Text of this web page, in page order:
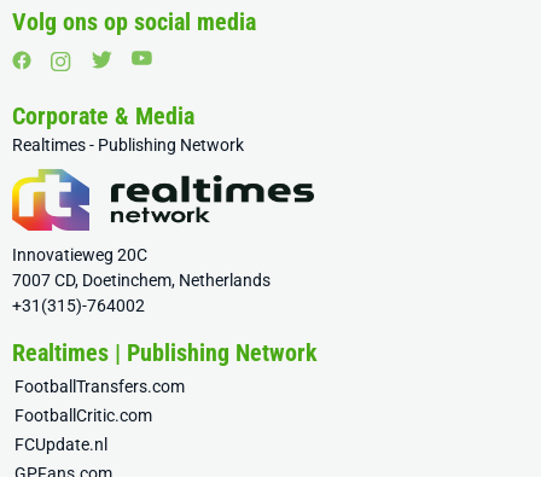
Volg ons op social media
Corporate & Media
Realtimes - Publishing Network
Innovatieweg 20C
7007 CD, Doetinchem, Netherlands
+31(315)-764002
Realtimes | Publishing Network
FootballTransfers.com
FootballCritic.com
FCUpdate.nl